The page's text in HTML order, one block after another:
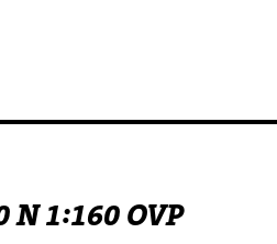
1:160 OVP